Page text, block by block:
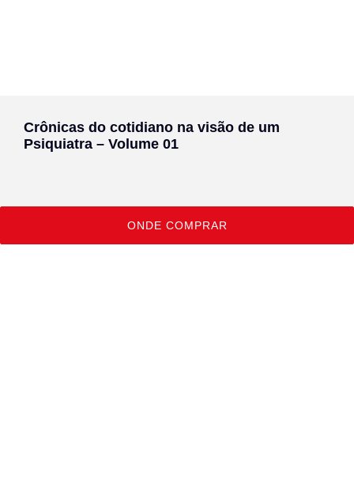
Crônicas do cotidiano na visão de um
Psiquiatra – Volume 01
ONDE COMPRAR